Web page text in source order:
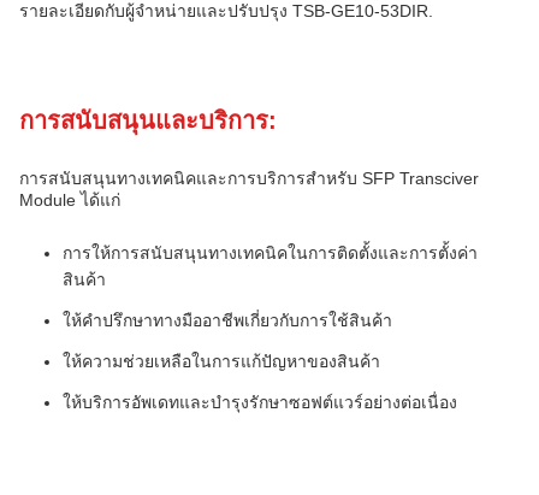
รายละเอียดกับผู้จําหน่ายและปรับปรุง TSB-GE10-53DIR.
การสนับสนุนและบริการ:
การสนับสนุนทางเทคนิคและการบริการสําหรับ SFP Transciver
Module ได้แก่
การให้การสนับสนุนทางเทคนิคในการติดตั้งและการตั้งค่า
สินค้า
ให้คําปรึกษาทางมืออาชีพเกี่ยวกับการใช้สินค้า
ให้ความช่วยเหลือในการแก้ปัญหาของสินค้า
ให้บริการอัพเดทและบํารุงรักษาซอฟต์แวร์อย่างต่อเนื่อง